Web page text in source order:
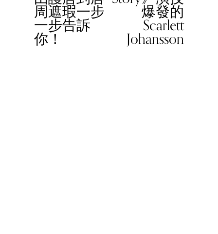
u
s
周遮瑕一步
一步告訴
你！
爆發的
Scarlett
Johansson